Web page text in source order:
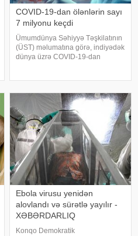
COVID-19-dan ölənlərin sayı
7 milyonu keçdi
Ümumdünya Səhiyyə Təşkilatının
(ÜST) məlumatına görə, indiyədək
dünya üzrə COVID-19-dan
məlumatına əsasən, qlobal
miqyasd
Ebola virusu yenidən
alovlandı və sürətlə yayılır -
XƏBƏRDARLIQ
Konqo Demokratik